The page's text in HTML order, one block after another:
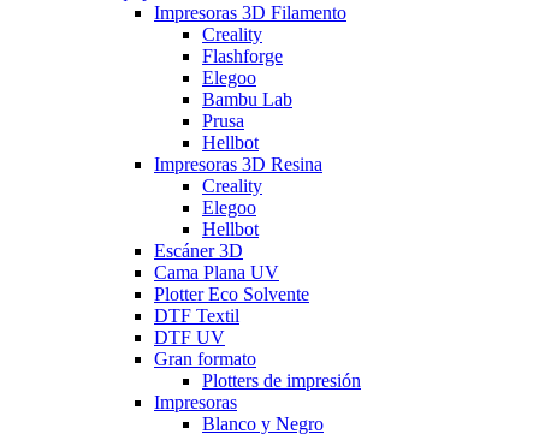
Impresoras 3D Filamento
Creality
Flashforge
Elegoo
Bambu Lab
Prusa
Hellbot
Impresoras 3D Resina
Creality
Elegoo
Hellbot
Escáner 3D
Cama Plana UV
Plotter Eco Solvente
DTF Textil
DTF UV
Gran formato
Plotters de impresión
Impresoras
Blanco y Negro